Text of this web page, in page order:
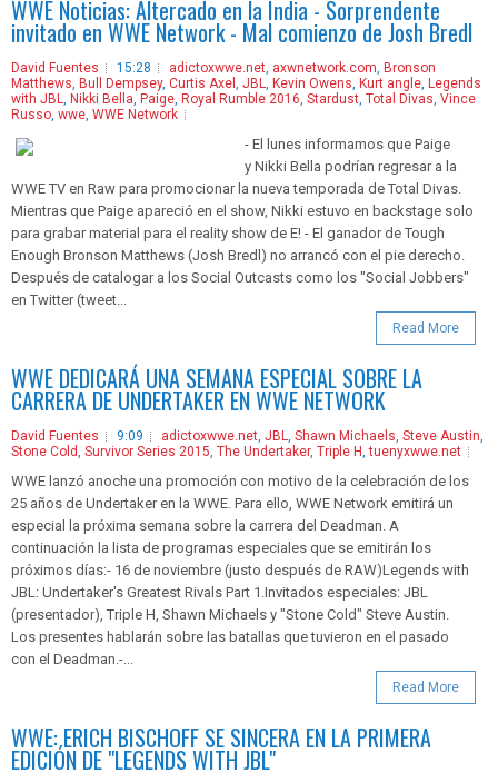
WWE Noticias: Altercado en la India - Sorprendente
invitado en WWE Network - Mal comienzo de Josh Bredl
David Fuentes 15:28 adictoxwwe.net axwnetwork.com Bronson
Matthews Bull Dempsey, Curtis Axel JBL Kevin Owens Kurt angle Legends
with JBL
Nikki Bella Paige Royal Rumble 2016 Stardust Total Divas Vince
Russo wwe WWE Network
- El lunes informamos que Paige
y Nikki Bella podrían regresar a la
WWE TV en Raw para promocionar la nueva temporada de Total Divas.
Mientras que Paige apareció en el show, Nikki estuvo en backstage solo
para grabar material para el reality show de E! - El ganador de Tough
Enough Bronson Matthews (Josh Bredl) no arrancó con el pie derecho.
Después de catalogar a los Social Outcasts como los "Social Jobbers"
en Twitter (tweet...
Read More
WWE DEDICARÁ UNA SEMANA ESPECIAL SOBRE LA
CARRERA DE UNDERTAKER EN WWE NETWORK
David Fuentes 9:09 adictoxwwe.net JBL Shawn Michaels Steve Austin
Stone Cold Survivor Series 2015 The Undertaker, Triple H ,tuenyxwwe.net
WWE lanzó anoche una promoción con motivo de la celebración de los
25 años de Undertaker en la WWE. Para ello, WWE Network emitirá un
especial la próxima semana sobre la carrera del Deadman. A
continuación la lista de programas especiales que se emitirán los
próximos días:- 16 de noviembre (justo después de RAW)Legends with
JBL: Undertaker's Greatest Rivals Part 1.Invitados especiales: JBL
(presentador), Triple H, Shawn Michaels y "Stone Cold" Steve Austin.
Los presentes hablarán sobre las batallas que tuvieron en el pasado
con el Deadman.-...
Read More
WWE: ERICH BISCHOFF SE SINCERA EN LA PRIMERA
EDICIÓN DE "LEGENDS WITH JBL"